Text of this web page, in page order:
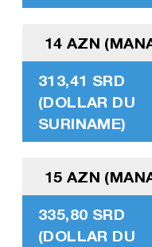
14 AZN
313,41 SRD
(DOLLAR DU
SURINAME)
15 AZN
335,80 SRD
(DOLLAR DU